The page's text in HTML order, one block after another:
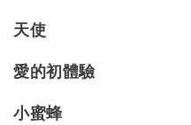
天使
愛的初體驗
小蜜蜂